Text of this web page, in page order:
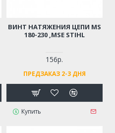
ВИНТ НАТЯЖЕНИЯ ЦЕПИ MS
180-230 ,MSE STIHL
156р.
ПРЕДЗАКАЗ 2-3 ДНЯ
Купить